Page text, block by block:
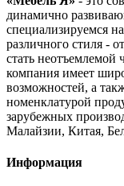
динамично
специализируемся
различного стиля -
стать
компания имеет
возможностей, а
номенклатурой
зарубежных
Малайзии, Китая,
Информация